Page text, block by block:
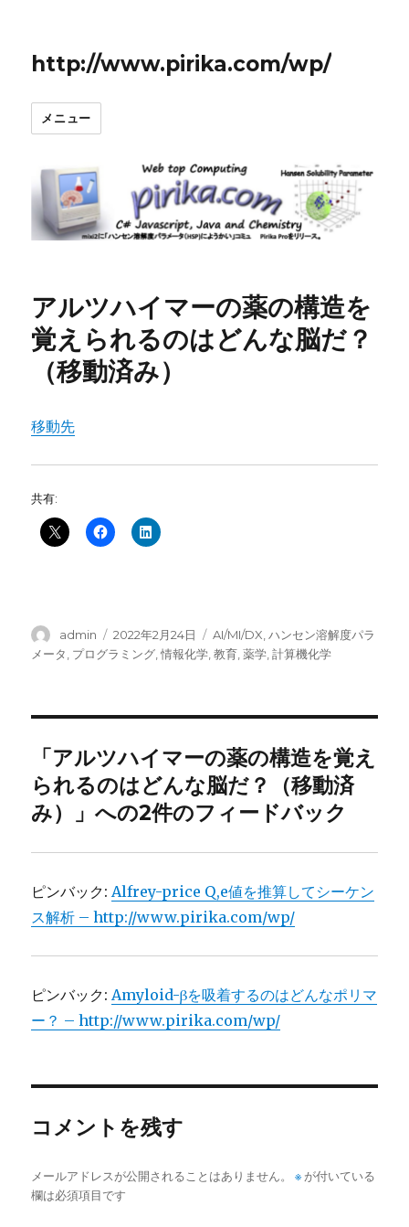
http://www.pirika.com/wp/
メニュー
アルツハイマーの薬の構造を
覚えられるのはどんな脳だ？
（移動済み）
移動先
共有:
投
稿
admin
投
稿
2022年2月24日
カ
テ
AI/MI/DX ,ハンセン溶解度パラ
メータ プログラミング ,情報化学 ,教育 ,薬学 ,計算機化学
「アルツハイマーの薬の構造を覚え
られるのはどんな脳だ？（移動済
み）」への2件のフィードバック
ピンバック: Alfrey-price Q,e値を推算してシーケン
ス解析 – http://www.pirika.com/wp/
ピンバック: Amyloid-βを吸着するのはどんなポリマ
ー？ – http://www.pirika.com/wp/
コメントを残す
メールアドレスが公開されることはありません。 ※ が付いている
欄は必須項目です